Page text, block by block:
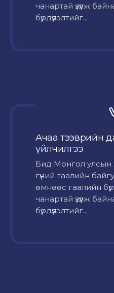
чанартай үзүүлж
бүрдүүлэлтийг...
Ачаа тээврийн
үйлчилгээ
Бид Монгол улсын
гүний гаалийн
өмнөөс гаалийн
чанартай үзүүлж
бүрдүүлэлтийг...